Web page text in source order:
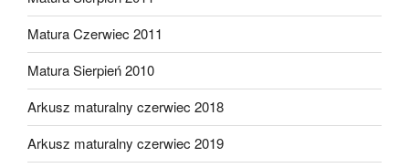
Matura Czerwiec 2011
Matura Sierpień 2010
Arkusz maturalny czerwiec 2018
Arkusz maturalny czerwiec 2019